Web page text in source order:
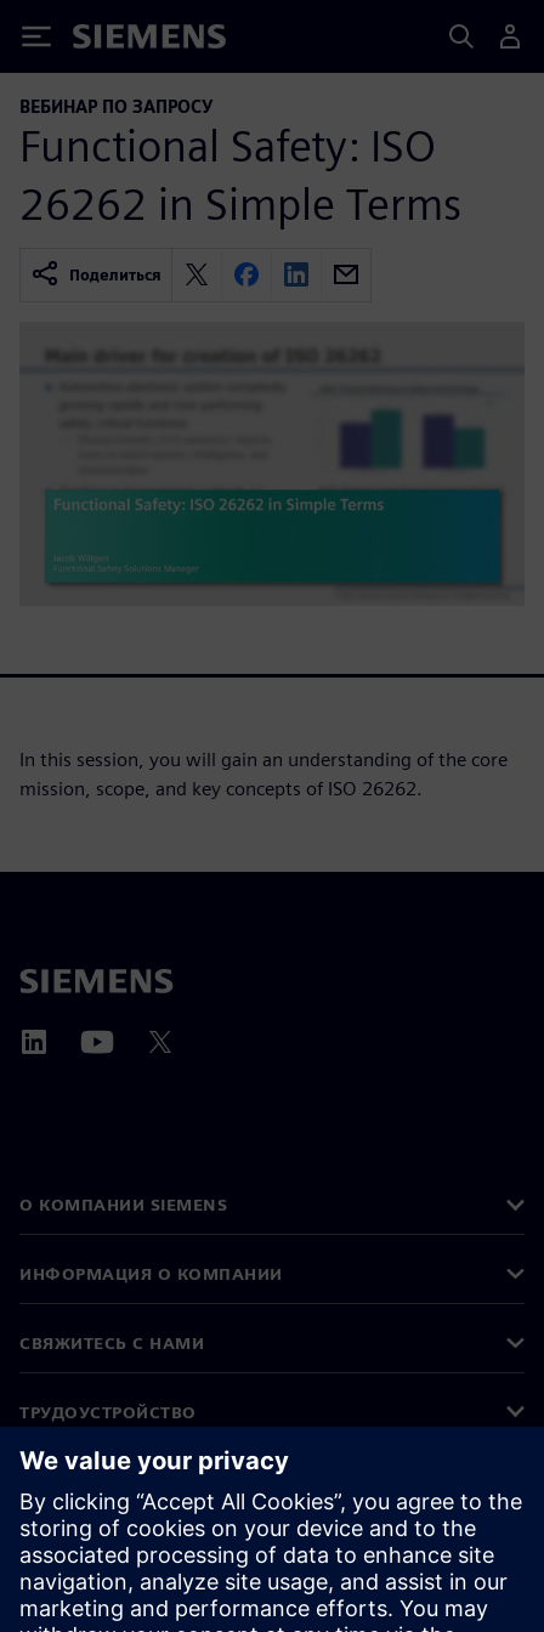
Siemens
ВЕБИНАР ПО ЗАПРОСУ
Functional Safety: ISO
26262 in Simple Terms
Поделиться
In this session, you will gain an understanding of the core
mission, scope, and key concepts of ISO 26262.
О КОМПАНИИ SIEMENS
ИНФОРМАЦИЯ О КОМПАНИИ
СВЯЖИТЕСЬ С НАМИ
ТРУДОУСТРОЙСТВО
©Siemens 2026
Корпоративная информация
Уведомление о конфиденциальности